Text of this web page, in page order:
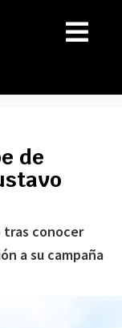
de
tras conocer
a su campaña